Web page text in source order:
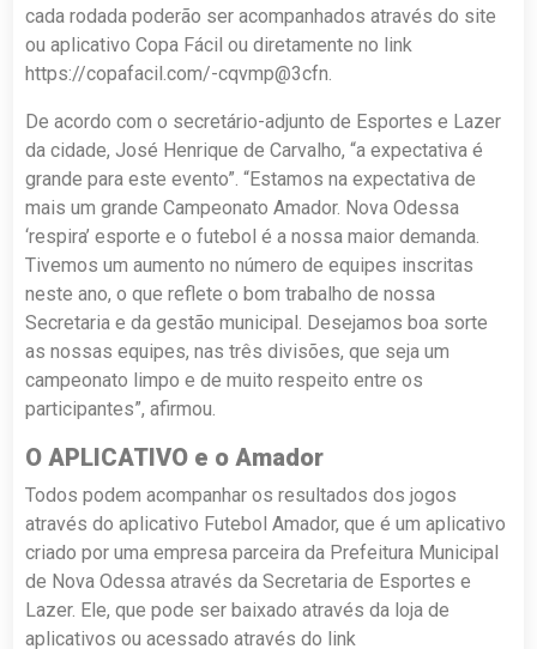
cada rodada poderão ser acompanhados através do site
ou aplicativo Copa Fácil ou diretamente no link
https://copafacil.com/-cqvmp@3cfn.
De acordo com o secretário-adjunto de Esportes e Lazer
da cidade, José Henrique de Carvalho, “a expectativa é
grande para este evento”. “Estamos na expectativa de
mais um grande Campeonato Amador. Nova Odessa
‘respira’ esporte e o futebol é a nossa maior demanda.
Tivemos um aumento no número de equipes inscritas
neste ano, o que reflete o bom trabalho de nossa
Secretaria e da gestão municipal. Desejamos boa sorte
as nossas equipes, nas três divisões, que seja um
campeonato limpo e de muito respeito entre os
participantes”, afirmou.
O APLICATIVO e o Amador
Todos podem acompanhar os resultados dos jogos
através do aplicativo Futebol Amador, que é um aplicativo
criado por uma empresa parceira da Prefeitura Municipal
de Nova Odessa através da Secretaria de Esportes e
Lazer. Ele, que pode ser baixado através da loja de
aplicativos ou acessado através do link